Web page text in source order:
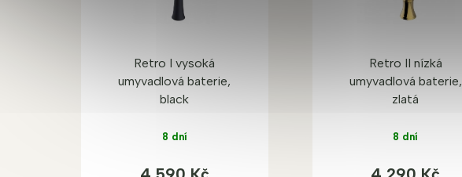
Retro I vysoká
umyvadlová baterie,
black
8 dní
Retro II nízká
umyvadlová baterie,
zlatá
8 dní